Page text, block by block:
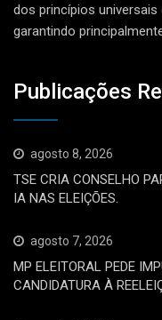
dos princípios
garantindo
Publicações
agosto 8, 2026
TSE CRIA CONSELHO
IA NAS ELEIÇÕES.
agosto 7, 2026
MP ELEITORAL PEDE
CANDIDATURA À